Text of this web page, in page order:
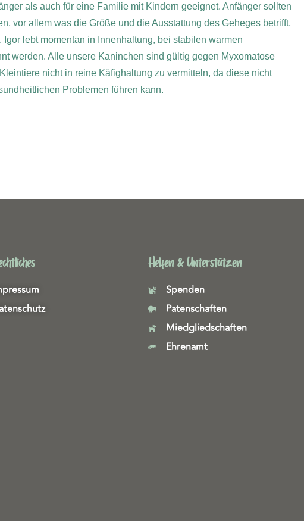
als auch für eine Familie mit Kindern geeignet. Anfänger sollten
vor allem was die Größe und die Ausstattung des Geheges betrifft,
lebt momentan in Innenhaltung, bei stabilen warmen
werden. Alle unsere Kaninchen sind gültig gegen Myxomatose
nicht in reine Käfighaltung zu vermitteln, da diese nicht
Problemen führen kann.
Helfen & Unterstützen
Spenden
Patenschaften
Miedgliedschaften
Ehrenamt